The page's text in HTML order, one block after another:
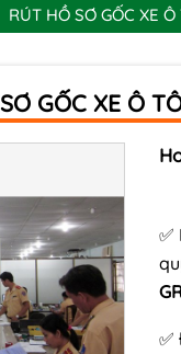
RÚT HỒ SƠ GỐC XE Ô
GỐC XE Ô
✅
✅